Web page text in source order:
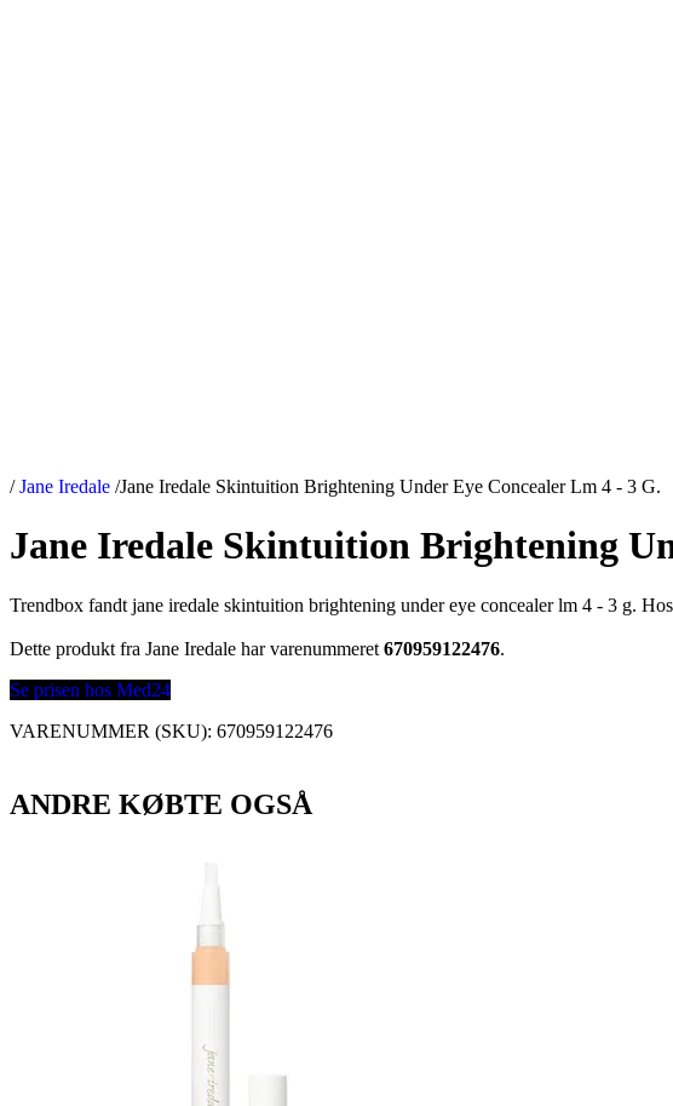
/ Jane Iredale /Jane Iredale Skintuition Brightening Under Eye Concealer Lm 4 - 3 G.
Jane Iredale Skintuition Brightening
Trendbox fandt jane iredale skintuition brightening under eye concealer lm 4 - 3 g.
Dette produkt fra Jane Iredale har varenummeret 670959122476.
Se prisen hos Med24
VARENUMMER (SKU): 670959122476
ANDRE KØBTE OGSÅ